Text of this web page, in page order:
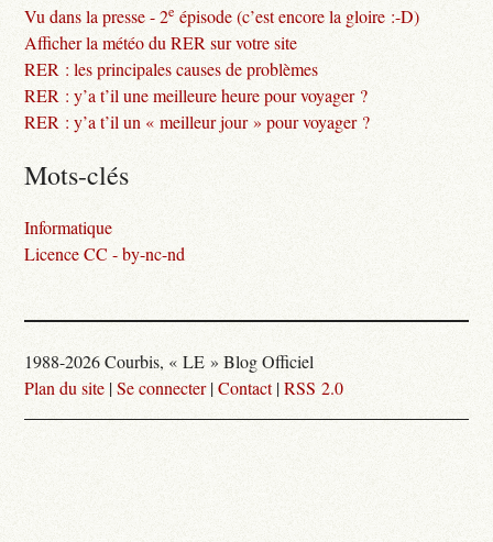
Vu dans la presse - 2e épisode (c’est encore la gloire :-D)
Afficher la météo du RER sur votre site
RER : les principales causes de problèmes
RER : y’a t’il une meilleure heure pour voyager ?
RER : y’a t’il un « meilleur jour » pour voyager ?
Mots-clés
Informatique
Licence CC - by-nc-nd
1988-2026 Courbis, « LE » Blog Officiel
Plan du site |Se connecter|Contact|RSS 2.0